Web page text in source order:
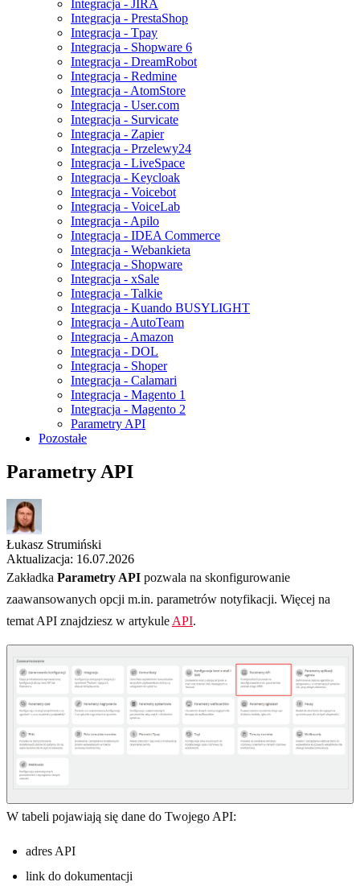
Integracja - JIRA
Integracja - PrestaShop
Integracja - Tpay
Integracja - Shopware 6
Integracja - DreamRobot
Integracja - Redmine
Integracja - AtomStore
Integracja - User.com
Integracja - Survicate
Integracja - Zapier
Integracja - Przelewy24
Integracja - LiveSpace
Integracja - Keycloak
Integracja - Voicebot
Integracja - VoiceLab
Integracja - Apilo
Integracja - IDEA Commerce
Integracja - Webankieta
Integracja - Shopware
Integracja - xSale
Integracja - Talkie
Integracja - Kuando BUSYLIGHT
Integracja - AutoTeam
Integracja - Amazon
Integracja - DOL
Integracja - Shoper
Integracja - Calamari
Integracja - Magento 1
Integracja - Magento 2
Parametry API
Pozostałe
Parametry API
Łukasz Strumiński
Aktualizacja: 16.07.2026
Zakładka Parametry API pozwala na skonfigurowanie
zaawansowanych opcji m.in. parametrów notyfikacji. Więcej na
temat API znajdziesz w artykule API.
W tabeli pojawiają się dane do Twojego API:
adres API
link do dokumentacji